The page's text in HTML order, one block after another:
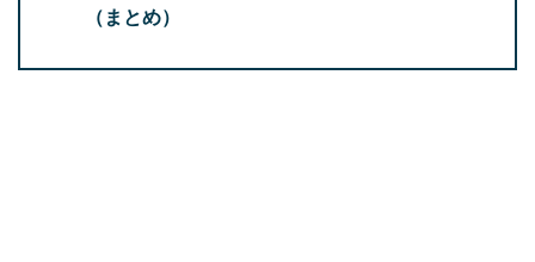
（まとめ）